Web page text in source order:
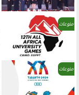
منوعات
منوعات